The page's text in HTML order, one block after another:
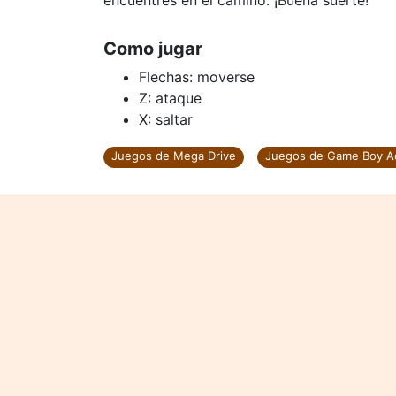
Como jugar
Flechas: moverse
Z: ataque
X: saltar
Juegos de Mega Drive Juegos de Game Boy